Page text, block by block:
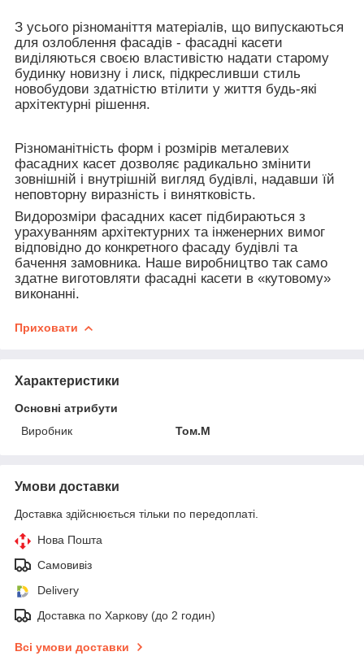
З усього різноманіття матеріалів, що випускаються
для озлоблення фасадів - фасадні касети
виділяються своєю властивістю надати старому
будинку новизну і лиск, підкресливши стиль
новобудови здатністю втілити у життя будь-які
архітектурні рішення.
Різноманітність форм і розмірів металевих
фасадних касет дозволяє радикально змінити
зовнішній і внутрішній вигляд будівлі, надавши їй
неповторну виразність і винятковість.
Видорозміри фасадних касет підбираються з
урахуванням архітектурних та інженерних вимог
відповідно до конкретного фасаду будівлі та
бачення замовника. Наше виробництво так само
здатне виготовляти фасадні касети в «кутовому»
виконанні.
Приховати
Характеристики
Основні атрибути
Виробник
Том.М
Умови доставки
Доставка здійснюється тільки по передоплаті.
Нова Пошта
Самовивіз
Delivery
Доставка по Харкову (до 2 годин)
Всі умови доставки